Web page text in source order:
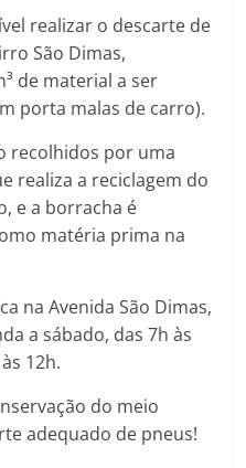
realizar o descarte de
São Dimas,
de material a ser
porta malas de carro).
recolhidos por uma
realiza a reciclagem do
e a borracha é
matéria prima na
na Avenida São Dimas,
a sábado, das 7h às
12h.
do meio
adequado de pneus!